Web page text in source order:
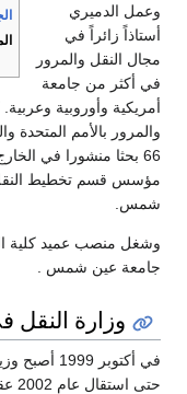
وعمل الدميري
أستاذاً زائراً في
مجال النقل والمرور
في أكثر من جامعة
أمريكية وأوروبية
مؤسس قسم تخطيط النقل
شمس.
وشغل منصب عميد كلية
جامعة عين شمس .
وزارة النقل
في أكتوبر
حتى استقال عام 2002 عقب حادث حريق قطار الصعيد. تعد